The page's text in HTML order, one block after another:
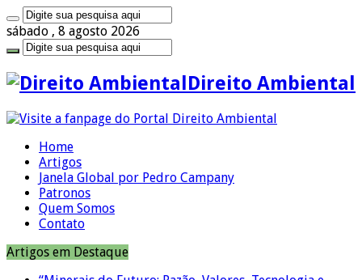
sábado , 8 agosto 2026
Direito Ambiental
Home
Artigos
Janela Global por Pedro Campany
Patronos
Quem Somos
Contato
Artigos em Destaque